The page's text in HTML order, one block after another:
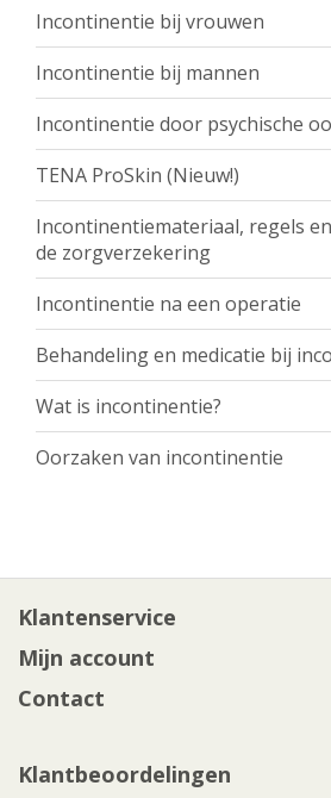
Incontinentie bij vrouwen
Incontinentie bij mannen
Incontinentie door psychische
TENA ProSkin (Nieuw!)
Incontinentiemateriaal, regels
de zorgverzekering
Incontinentie na een operatie
Behandeling en medicatie bij
Wat is incontinentie?
Oorzaken van incontinentie
Klantenservice
Mijn account
Contact
Klantbeoordelingen